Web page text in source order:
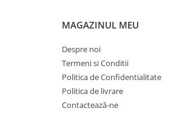
MAGAZINUL MEU
Despre noi
Termeni si Conditii
Politica de Confidentialitate
Politica de livrare
Contactează-ne